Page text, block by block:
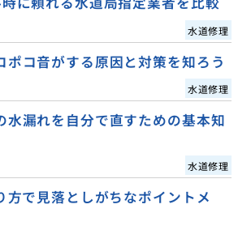
水道修理
ポコ音がする原因と対策を知ろう
水道修理
水漏れを自分で直すための基本知
水道修理
方で見落としがちなポイントメ